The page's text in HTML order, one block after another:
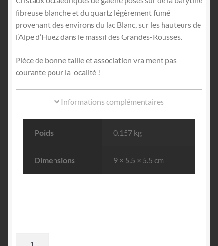
fibreuse blanche et du quartz légèrement fumé
provenant des environs du lac Blanc, sur les hauteurs de
l’Alpe d’Huez dans le massif des Grandes-Rousses.
Pièce de bonne taille et association vraiment pas
courante pour la localité !
Informations complémentaires
Poids 0.157 kg
Dimensions 9 × 5.5 × 5.5 cm